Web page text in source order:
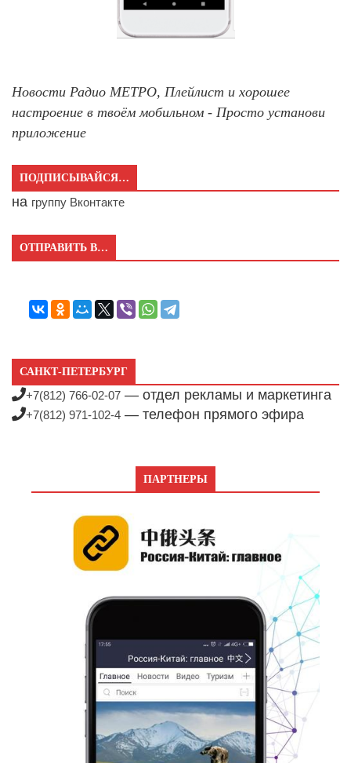
Новости Радио МЕТРО, Плейлист и хорошее
настроение в твоём мобильном - Просто установи
приложение
ПОДПИСЫВАЙСЯ…
на группу Вконтакте
ОТПРАВИТЬ В…
САНКТ-ПЕТЕРБУРГ
+7(812) 766-02-07 — отдел рекламы и маркетинга
+7(812) 971-102-4 — телефон прямого эфира
ПАРТНЕРЫ